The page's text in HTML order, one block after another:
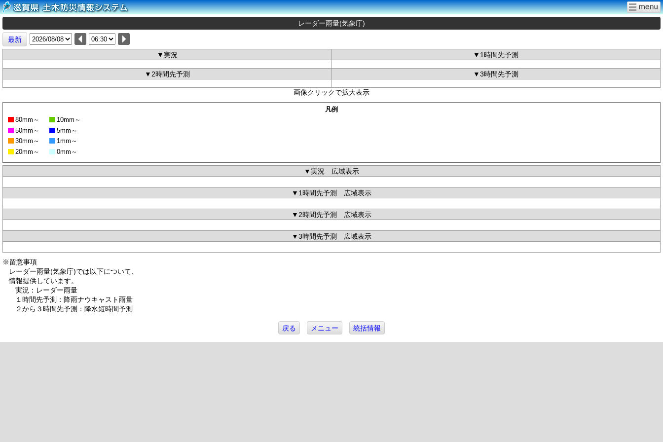
レーダー雨量(気象庁)
最新
▼実況
▼1時間先予測
▼2時間先予測 ▼3時間先予測
画像クリックで拡大表示
凡例
80mm～
50mm～
30mm～
20mm～
10mm～
5mm～
1mm～
0mm～
▼実況 広域表示
▼1時間先予測 広域表示
▼2時間先予測 広域表示
▼3時間先予測 広域表示
※留意事項
レーダー雨量(気象庁)では以下について、
情報提供しています。
実況：レーダー雨量
１時間先予測：降雨ナウキャスト雨量
２から３時間先予測：降水短時間予測
戻る メニュー 統括情報